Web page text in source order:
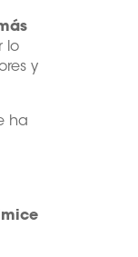
lo
y
ha